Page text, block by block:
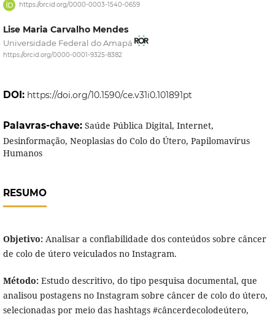
https://orcid.org/0000-0003-1540-0659
Lise Maria Carvalho Mendes
Universidade Federal do Amapá
https://orcid.org/0000-0001-9325-8382
DOI: https://doi.org/10.1590/ce.v31i0.101891pt
Palavras-chave: Saúde Pública Digital, Internet,
Desinformação, Neoplasias do Colo do Útero, Papilomavírus
Humanos
RESUMO
Objetivo:Analisar a confiabilidade dos conteúdos sobre câncer
de colo de útero veiculados no Instagram.
Método:Estudo descritivo, do tipo pesquisa documental, que
analisou postagens no Instagram sobre câncer de colo do útero,
selecionadas por meio das hashtags #câncerdecolodeútero,